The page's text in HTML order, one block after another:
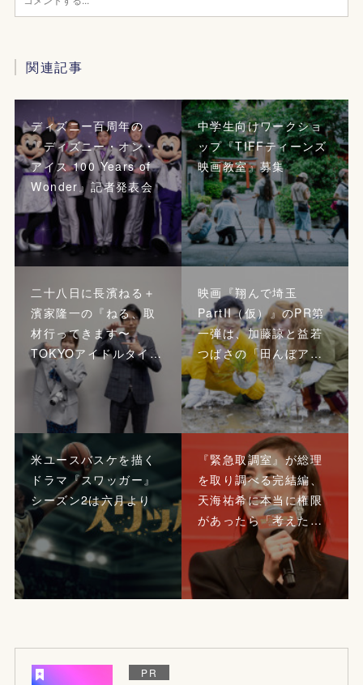
関連記事
ディズニー百周年の
『ディズニー・オン・
アイス 100 Years of
Wonder』記者発表会
中学生向けワークショ
ップ『TIFFティーンズ
映画教室』募集
二十八日に長濱ねる＋
濱家隆一の『ねる、取
材行ってきます〜
TOKYOアイドルタイ…
映画『翔んで埼玉
PartII（仮）』のPR第
一弾は、加藤諒と益若
つばさの「田んぼア…
米ユースバスケを描く
ドラマ『スワッガー』
シーズン2は六月より
『緊急取調室』が総理
を取り調べる完結編、
天海祐希に本当に権限
があったら「考えた…
PR